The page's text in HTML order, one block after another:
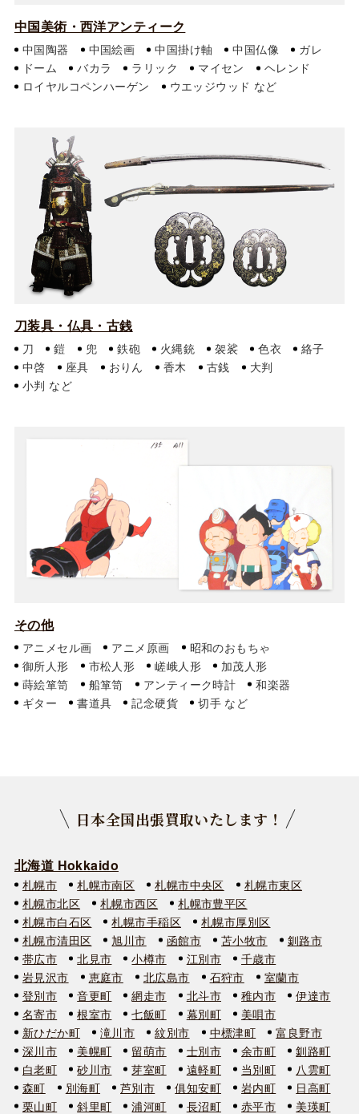
中国美術・西洋アンティーク
中国陶器 中国絵画 中国掛け軸 中国仏像
ガレ
ドーム
バカラ ラリック マイセン
ヘレンド
ロイヤルコペンハーゲン
ウエッジウッド
刀装具・仏具・古銭
刀 鎧 兜 鉄砲 火縄銃 袈裟 色衣
絡子
中啓
座具 おりん 香木 古銭
大判
小判
その他
アニメセル画 アニメ原画
昭和のおもちゃ
御所人形
市松人形 嵯峨人形
加茂人形
蒔絵箪笥
船箪笥 アンティーク時計
和楽器
ギター
書道具 記念硬貨 切手
日本全国出張買取いたします！
北海道 Hokkaido
札幌市 札幌市南区 札幌市中央区
札幌市東区
札幌市北区
札幌市西区
札幌市豊平区
札幌市白石区
札幌市手稲区
札幌市厚別区
札幌市清田区
旭川市 函館市 苫小牧市
釧路市
帯広市
北見市 小樽市 江別市
千歳市
岩見沢市
恵庭市 北広島市 石狩市
室蘭市
登別市
音更町 網走市 北斗市 稚内市
伊達市
名寄市
根室市 七飯町 幕別町
美唄市
新ひだか町
滝川市 紋別市 中標津町
富良野市
深川市
美幌町 留萌市 士別市 余市町
釧路町
白老町
砂川市 芽室町 遠軽町 当別町
八雲町
森町
別海町 芦別市 俱知安町 岩内町
日高町
栗山町
斜里町 浦河町 長沼町 赤平市 美瑛町